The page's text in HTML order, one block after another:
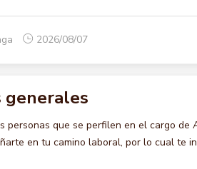
2026/08/07
generales
que se perfilen en el cargo de
en tu camino laboral, por lo cual te